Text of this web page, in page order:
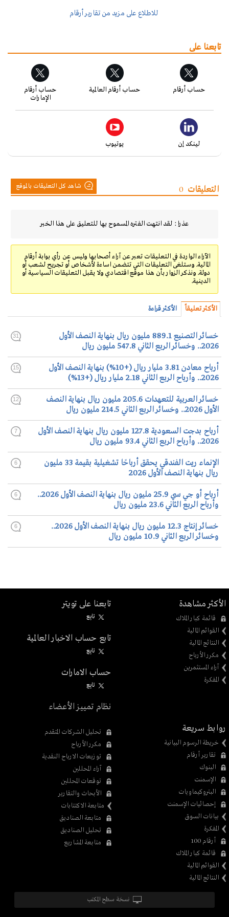
للاطلاع على مزيد من تقارير أرقام
تابعنا على
حساب أرقام
الإمارات
حساب أرقام العالمية حساب أرقام
يوتيوب لينكد إن
شاهد كل التعليقات بالموقع التعليقات 0
عذرا : لقد انتهت الفتره المسموح بها للتعليق على هذا الخبر
الآراء الواردة في التعليقات تعبر عن آراء أصحابها وليس عن رأي بوابة أرقام
المالية. وستلغى التعليقات التي تتضمن اساءة لأشخاص أو تجريح لشعب أو
دولة. ونذكر الزوار بأن هذا موقع اقتصادي ولا يقبل التعليقات السياسية أو
الدينية.
الأكثر تعليقاً الأكثر قراءة
خسائر التصنيع 889.1 مليون ريال بنهاية النصف الأول
2026.. وخسائر الربع الثاني 547.8 مليون ريال
31
أرباح معادن 3.81 مليار ريال (+10%) بنهاية النصف الأول
2026.. وأرباح الربع الثاني 2.18 مليار ريال (+13%)
15
خسائر العربية للتعهدات 205.6 مليون ريال بنهاية النصف
الأول 2026.. وخسائر الربع الثاني 214.5 مليون ريال
12
أرباح بدجت السعودية 127.8 مليون ريال بنهاية النصف الأول
2026.. وأرباح الربع الثاني 93.4 مليون ريال
7
الإنماء ريت الفندقي يحقق أرباحًا تشغيلية بقيمة 33 مليون
ريال بنهاية النصف الأول 2026
6
أرباح أو جي سي 25.9 مليون ريال بنهاية النصف الأول 2026..
وأرباح الربع الثاني 23.6 مليون ريال
6
خسائر إنتاج 12.3 مليون ريال بنهاية النصف الأول 2026..
وخسائر الربع الثاني 10.9 مليون ريال
6
الأكثر مشاهدة
قائمة كبار الملاك
القوائم المالية
النتائج المالية
مكرر الأرباح
آراء المستثمرين
المفكرة
تابعنا على تويتر
تابِع
تابع حساب الاخبار العالمية
تابِع
حساب الامارات
تابِع
نظام تمييز الأعضاء
روابط سريعة
خريطة الرسوم البيانية
تقارير أرقام
البنوك
الإسمنت
البتروكيماويات
إحصائيات الإسمنت
بيانات السوق
المفكرة
أرقام 100
قائمة كبار الملاك
القوائم المالية
النتائج المالية
تحليل الشركات المتقدم
مكرر الأرباح
توزيعات الارباح النقدية
آراء المحللين
توقعات المحللين
الأبحاث والتقارير
متابعة الاكتتابات
متابعة الصناديق
تحليل الصناديق
متابعة المشاريع
نسخة سطح المكتب